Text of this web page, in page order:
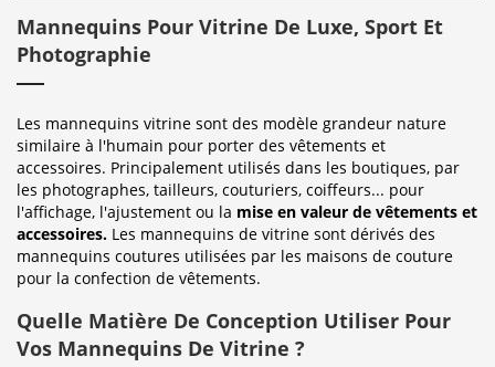
Mannequins Pour Vitrine De Luxe, Sport Et
Photographie
Les mannequins vitrine sont des modèle grandeur nature
similaire à l'humain pour porter des vêtements et
accessoires. Principalement utilisés dans les boutiques, par
les photographes, tailleurs, couturiers, coiffeurs... pour
l'affichage, l'ajustement ou la mise en valeur de vêtements et
accessoires. Les mannequins de vitrine sont dérivés des
mannequins coutures utilisées par les maisons de couture
pour la confection de vêtements.
Quelle Matière De Conception Utiliser Pour
Vos Mannequins De Vitrine ?